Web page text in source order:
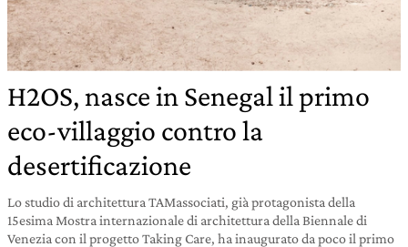
H2OS, nasce in Senegal il primo
eco-villaggio contro la
desertificazione
Lo studio di architettura TAMassociati, già protagonista della
15esima Mostra internazionale di architettura della Biennale di
Venezia con il progetto Taking Care, ha inaugurato da poco il primo